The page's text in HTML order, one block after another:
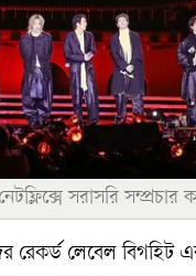
সরাসরি
রেকর্ড লেবেল বিগহিট